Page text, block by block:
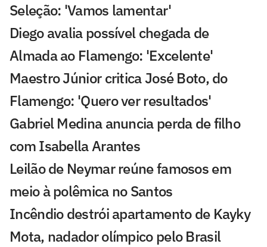
Seleção: 'Vamos lamentar'
Diego avalia possível chegada de
Almada ao Flamengo: 'Excelente'
Maestro Júnior critica José Boto, do
Flamengo: 'Quero ver resultados'
Gabriel Medina anuncia perda de filho
com Isabella Arantes
Leilão de Neymar reúne famosos em
meio à polêmica no Santos
Incêndio destrói apartamento de Kayky
Mota, nadador olímpico pelo Brasil